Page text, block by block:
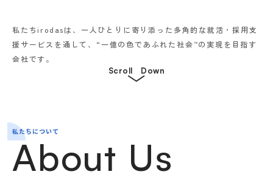
私たちirodasは、一人ひとりに寄り添った多角的な就活・採用支
援サービスを通して、“一億の色であふれた社会”の実現を目指す
会社です。
Scroll　Down
私たちについて
About Us